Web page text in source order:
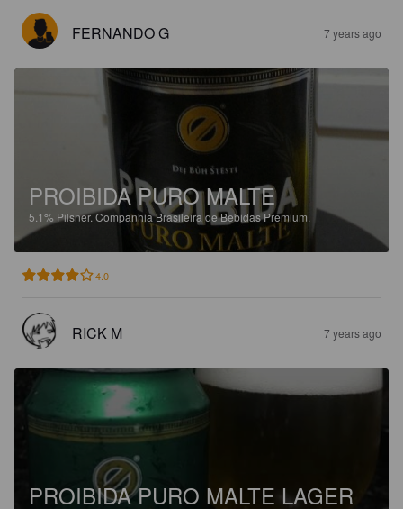
FERNANDO G 7 years ago
PROIBIDA PURO MALTE
5.1% Pilsner.Companhia Brasileira de Bebidas Premium.
4.0
RICK M 7 years ago
PROIBIDA PURO MALTE LAGER